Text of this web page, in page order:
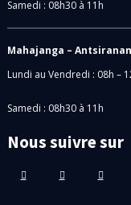
Samedi : 08h30 à 11h
Mahajanga –
Lundi au Vendredi : 08h –
Samedi : 08h30 à 11h
Nous suivre sur